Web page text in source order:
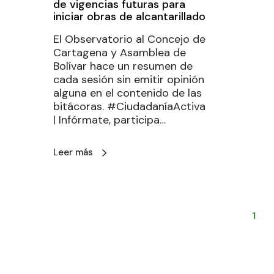
de vigencias futuras para
iniciar obras de alcantarillado
El Observatorio al Concejo de
Cartagena y Asamblea de
Bolívar hace un resumen de
cada sesión sin emitir opinión
alguna en el contenido de las
bitácoras. #CiudadaníaActiva
| Infórmate, participa…
Leer más
1